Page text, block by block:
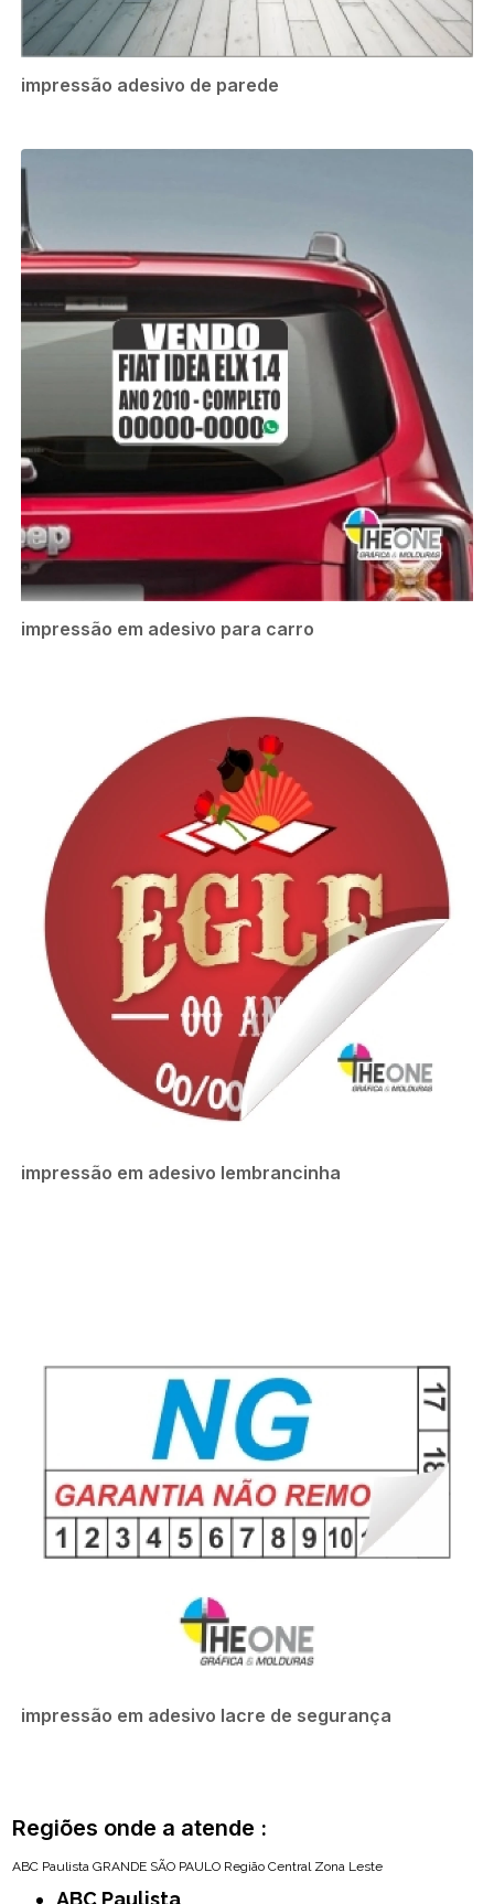
impressão adesivo de parede
impressão em adesivo para carro
impressão em adesivo lembrancinha
impressão em adesivo lacre de segurança
Regiões onde a atende :
ABC Paulista GRANDE SÃO PAULO Região Central Zona Leste
ABC Paulista